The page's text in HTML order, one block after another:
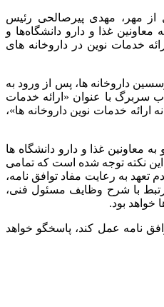
از مهر، مهدی پیرصالحی رئیس
معاونین غذا و دارو دانشگاه‌ها و
خدمات نوین در داروخانه های
داروخانه ها، پس از ورود به
سربرگ با عنوان «ارائه خدمات
ارائه خدمات نوین داروخانه ها»،
معاونین غذا و دارو دانشگاه ها
نکته توجه شده است که تمامی
تعهد به رعایت مفاد توافق نامه،
با شرح وظایف مسئول فنی،
خواهد بود.
نامه عمل کند، پاسخگو خواهد